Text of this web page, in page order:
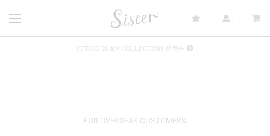
FETICO 26AW COLLECTION 発売中
リース衣装提供について
FOR OVERSEAS CUSTOMERS